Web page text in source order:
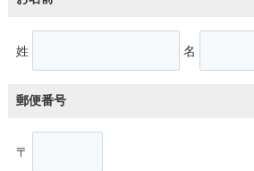
姓 名
郵便番号
〒